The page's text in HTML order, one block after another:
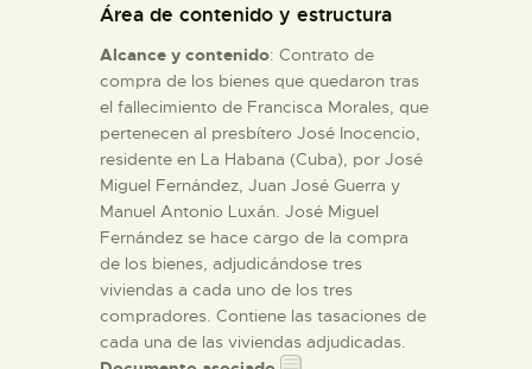
Área de contenido y estructura
Alcance y contenido: Contrato de
compra de los bienes que quedaron tras
el fallecimiento de Francisca Morales, que
pertenecen al presbítero José Inocencio,
residente en La Habana (Cuba), por José
Miguel Fernández, Juan José Guerra y
Manuel Antonio Luxán. José Miguel
Fernández se hace cargo de la compra
de los bienes, adjudicándose tres
viviendas a cada uno de los tres
compradores. Contiene las tasaciones de
cada una de las viviendas adjudicadas.